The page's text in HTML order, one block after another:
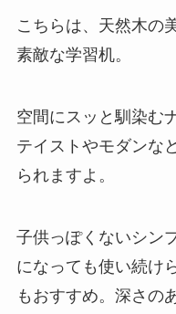
こちらは、天然木の
素敵な学習机。
空間にスッと馴染む
テイストやモダンな
られますよ。
子供っぽくないシン
になっても使い続け
もおすすめ。深さの